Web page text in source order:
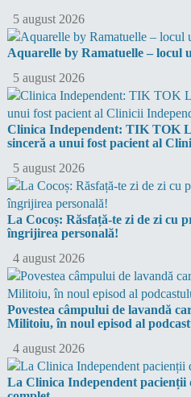
5 august 2026
Aquarelle by Ramatuelle – locul
5 august 2026
Clinica Independent: TIK TOK
sinceră a unui fost pacient al
5 august 2026
La Cocoș: Răsfață-te zi de zi cu
îngrijirea personală!
4 august 2026
Povestea câmpului de lavandă
Militoiu, în noul episod al
4 august 2026
La Clinica Independent pacienții